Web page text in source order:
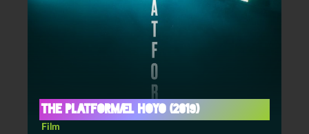
The Platform/El Hoyo (2019)
Film